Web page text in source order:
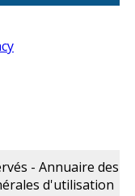
- Annuaire des
d'utilisation